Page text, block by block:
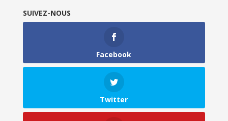
SUIVEZ-NOUS
Facebook
Twitter